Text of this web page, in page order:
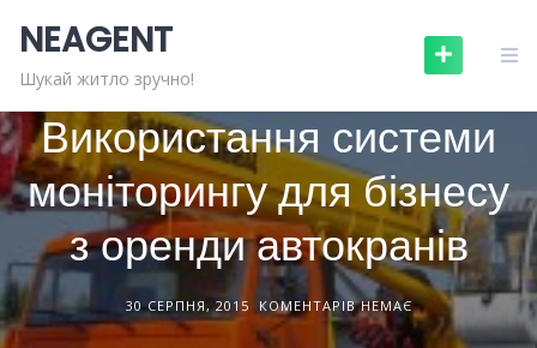
content
NEAGENT
Шукай житло зручно!БУДІВЕЛЬНА ТЕХНІКА
Використання системи
моніторингу для бізнесу
з оренди автокранів
30 СЕРПНЯ, 2015 КОМЕНТАРІВ НЕМАЄ